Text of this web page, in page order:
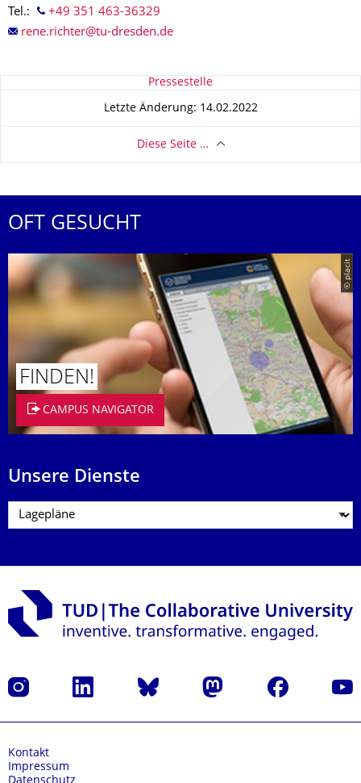
Tel.:
+49 351 463-36329
Zu dieser Seite Pressestelle
Letzte Änderung: 14.02.2022
Diese Seite …
OFT GESUCHT
© placit
FINDEN!
CAMPUS NAVIGATOR
Unsere Dienste
Instagram LinkedIn Bluesky Mastodon Facebook
Kontakt
Impressum